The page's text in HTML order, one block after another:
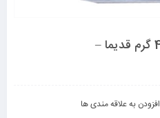
حلوا شکری با مغز شکلات 450 گرم قدیما –
افزودن به علاقه مندی ها